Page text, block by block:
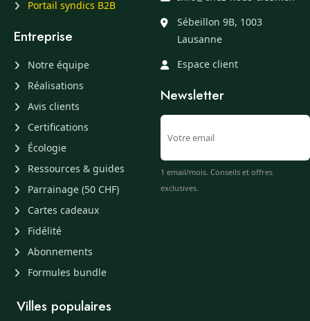
Portail syndics B2B
Entreprise
Notre équipe
Réalisations
Avis clients
Certifications
Écologie
Ressources & guides
Parrainage (50 CHF)
Cartes cadeaux
Fidélité
Abonnements
Formules bundle
Sébeillon 9B, 1003
Lausanne
Espace client
Newsletter
1 email/mois. Conseils et offres
exclusives.
Villes populaires